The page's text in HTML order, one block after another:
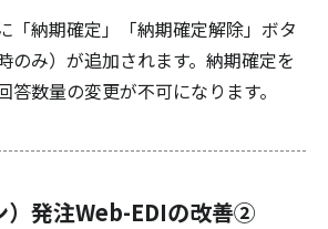
「納期確定」「納期確定解除」ボタ
のみ）が追加されます。納期確定を
答数量の変更が不可になります。
）発注Web-EDIの改善②